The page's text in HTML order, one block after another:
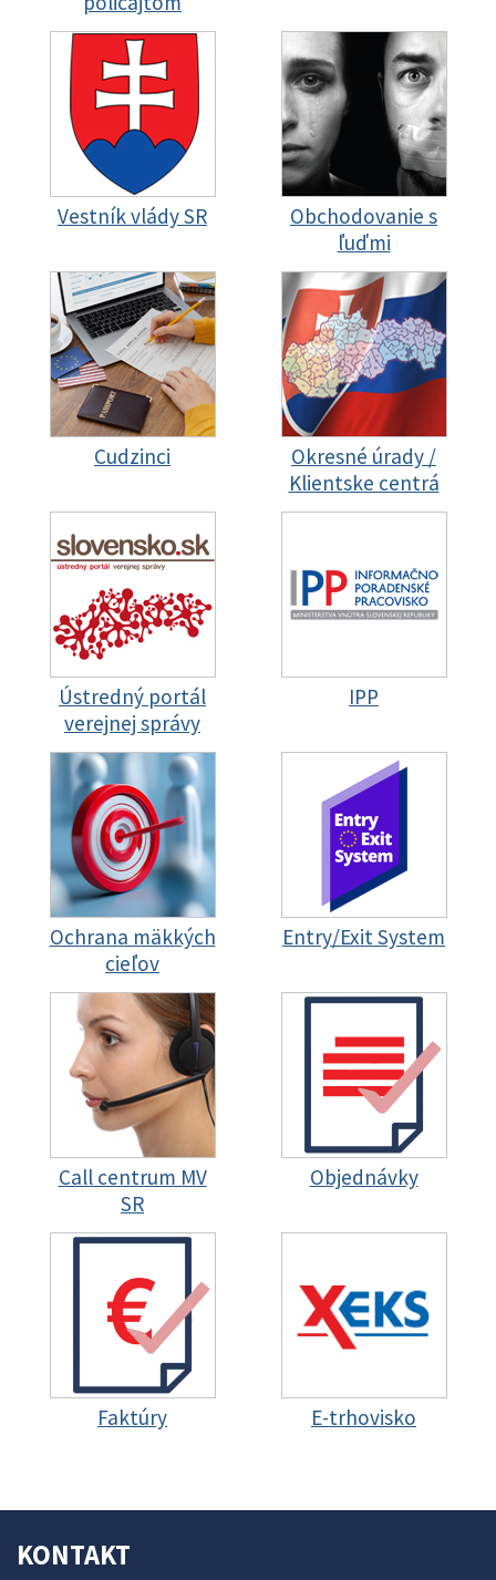
Vestník vlády SR
Obchodovanie s
ľuďmi
Cudzinci
Okresné úrady /
Klientske centrá
Ústredný portál
verejnej správy
IPP
Ochrana mäkkých
cieľov
Entry/Exit System
Call centrum MV
SR
Objednávky
Faktúry E-trhovisko
KONTAKT